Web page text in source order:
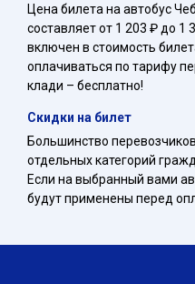
Цена билета на автобус
составляет от 1 203 ₽ до
включен в стоимость
оплачиваться по тарифу
клади – бесплатно!
Скидки на билет
Большинство
отдельных категорий
Если на выбранный вами
будут применены перед